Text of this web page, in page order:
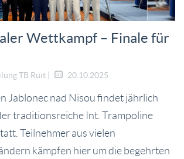
Wettkampf – Finale für
TB Ruit | 20.10.2025
Jablonec nad Nisou findet jährlich
traditionsreiche Int. Trampoline
Teilnehmer aus vielen
kämpfen hier um die begehrten